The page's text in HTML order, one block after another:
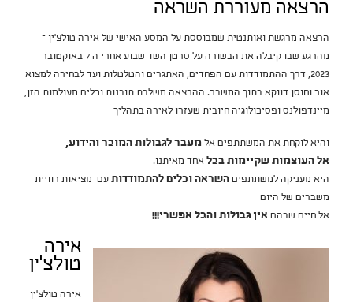
הרצאה מעוררת השראה
הרצאה מרגשת ואותנטית שמבוססת על המסע האישי של אירה טולצ’ין –
מהרגע שבו קיבלה את הבשורה על סרטן השד שבוע אחרי ה 7 באוקטובר
2023, דרך ההתמודדות עם הפחדים, האתגרים והטלטלות ועד לבחירה למצוא
אור וחוסן דווקא בתוך המשבר. ההרצאה משלבת תובנות וכלים מעולמות הזן,
מיינדפולנס ופסיכולוגיה חיובית שעזרו לאירה בתהליך
והיא לוקחת את המשתתפים אל מעבר לגבולות המוכר והידוע,
אל העוצמות שקיימות בכלאחד מאיתנו.
היא מעניקה למשתתפיםהשראה וכלים להתמודדותעם מציאות רוויית
משברים של היום
אל חיים שבהם אין גבולות והכל אפשרי!!!
אירה
טולצ'ין
אירה טולצ’ין